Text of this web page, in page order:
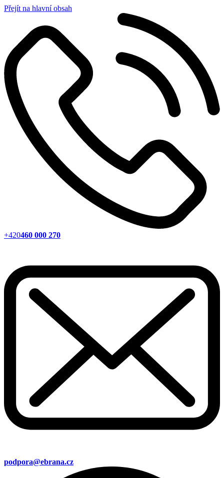
Přejít na hlavní obsah
+420460 000 270
podpora@ebrana.cz